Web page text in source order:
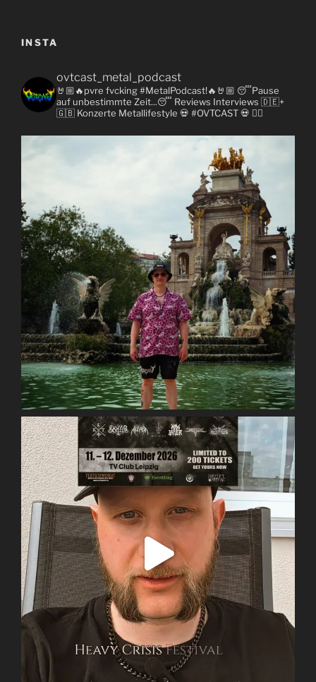
INSTA
ovtcast_metal_podcast
🤘🏼🔥pvre fvcking #MetalPodcast!🔥🤘🏼 😴Pause
auf unbestimmte Zeit...😴 Reviews Interviews 🇩🇪+
🇬🇧 Konzerte Metallifestyle 💀 #OVTCAST 💀 👇🏼